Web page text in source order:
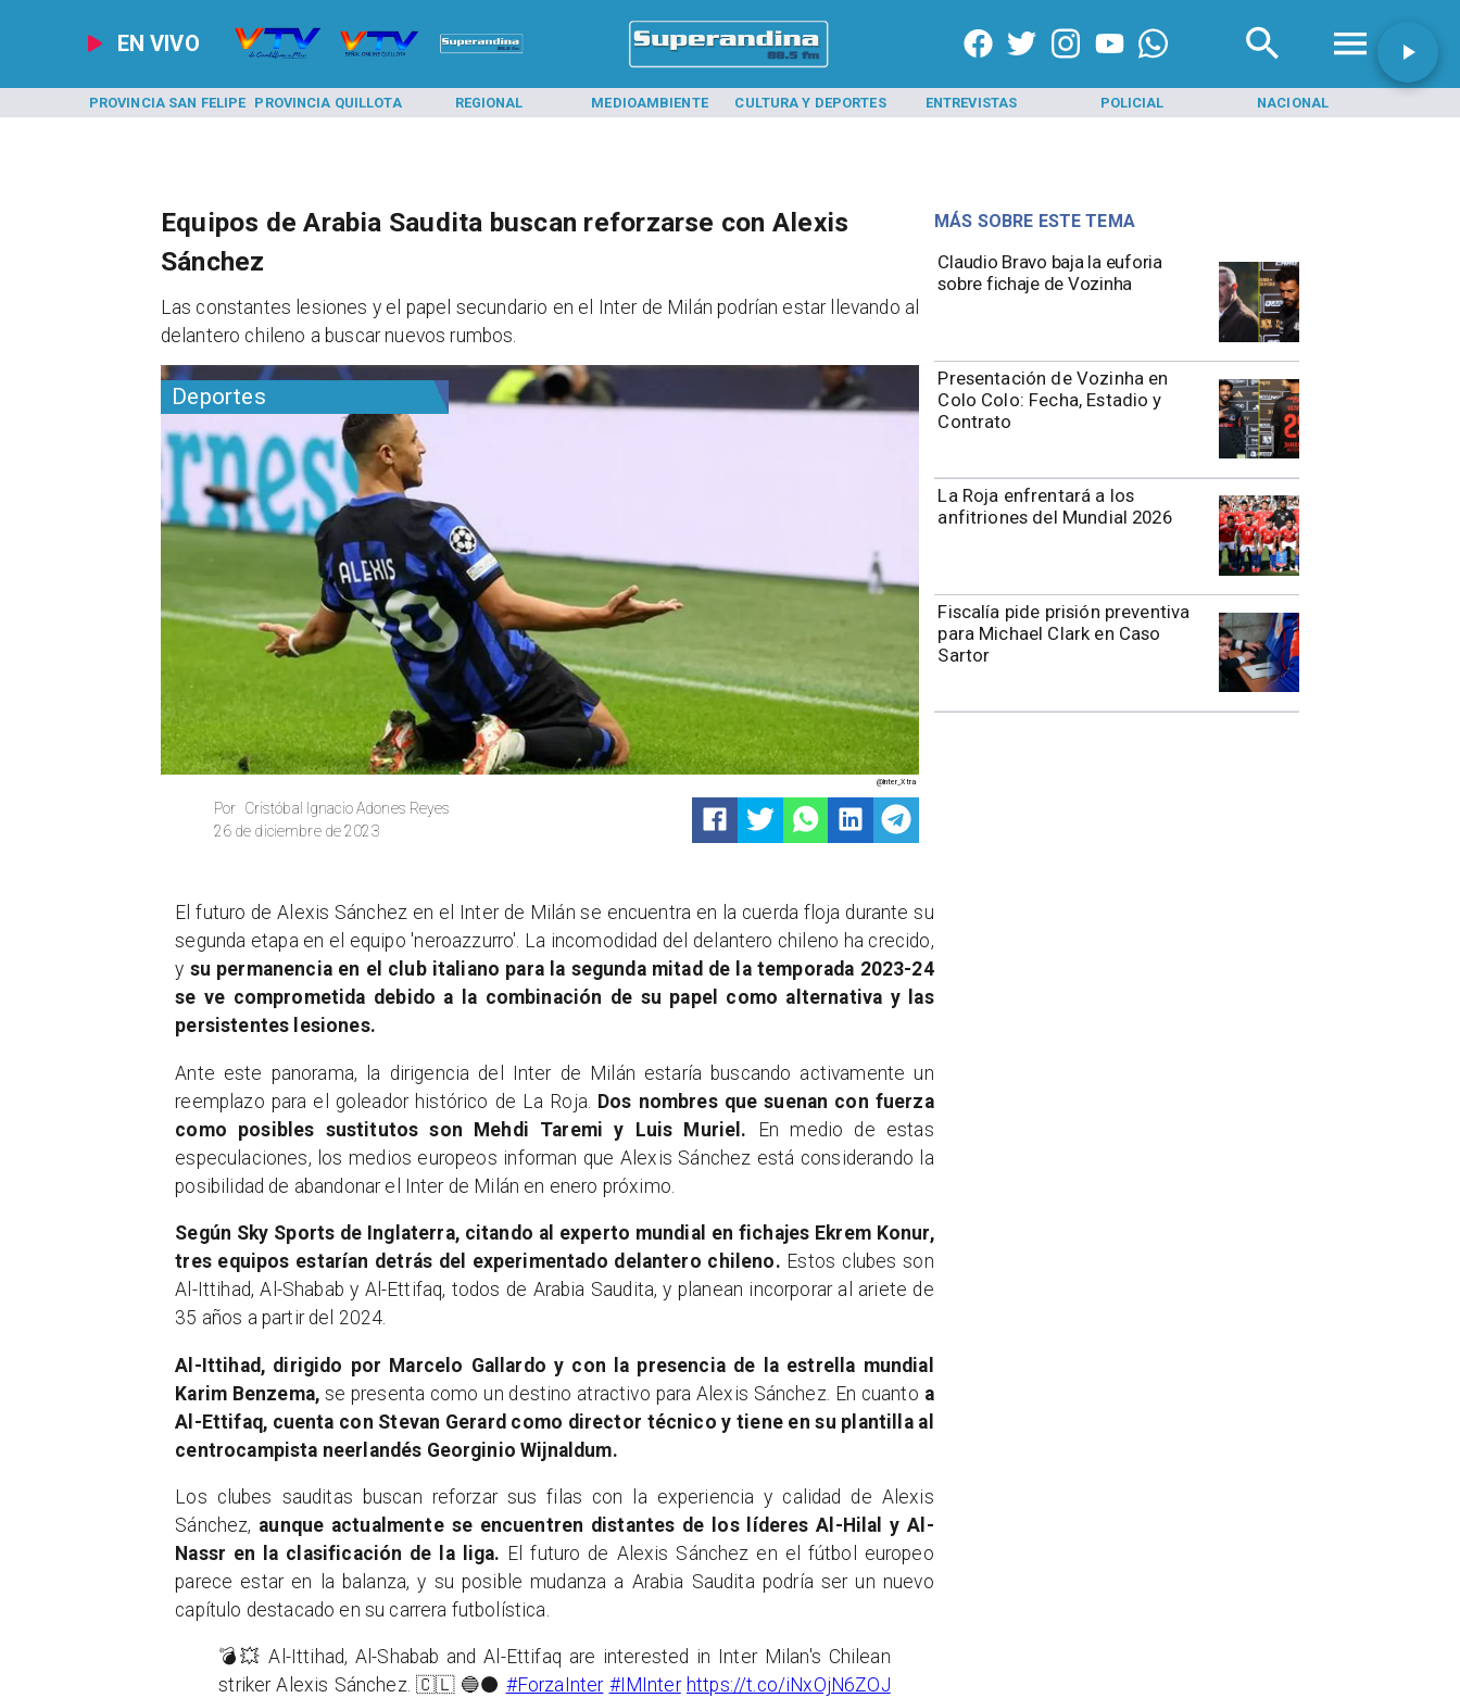
EN VIVO
PROVINCIA SAN FELIPE PROVINCIA QUILLOTA REGIONAL MEDIOAMBIENTE CULTURA Y DEPORTES ENTREVISTAS POLICIAL NACIONAL
Deportes
Cristóbal Ignacio Adones Reyes
Por
26 de diciembre de 2023
@Inter_Xtra
Claudio Bravo baja la euforia
sobre fichaje de Vozinha
Presentación de Vozinha en
Colo Colo: Fecha, Estadio y
Contrato
La Roja enfrentará a los
anfitriones del Mundial 2026
Fiscalía pide prisión preventiva
para Michael Clark en Caso
Sartor
MÁS SOBRE ESTE TEMA
Equipos de Arabia Saudita buscan reforzarse con Alexis
Sánchez
Las constantes lesiones y el papel secundario en el Inter de Milán podrían estar llevando al
delantero chileno a buscar nuevos rumbos.
​El futuro de Alexis Sánchez en el Inter de Milán se encuentra en la cuerda floja durante su
segunda etapa en el equipo 'neroazzurro'. La incomodidad del delantero chileno ha crecido,
y su permanencia en el club italiano para la segunda mitad de la temporada 2023-24
se ve comprometida debido a la combinación de su papel como alternativa y las
persistentes lesiones.
Ante este panorama, la dirigencia del Inter de Milán estaría buscando activamente un
reemplazo para el goleador histórico de La Roja. Dos nombres que suenan con fuerza
como posibles sustitutos son Mehdi Taremi y Luis Muriel.
En medio de estas
especulaciones, los medios europeos informan que Alexis Sánchez está considerando la
posibilidad de abandonar el Inter de Milán en enero próximo.
Según Sky Sports de Inglaterra, citando al experto mundial en fichajes Ekrem Konur,
tres equipos estarían detrás del experimentado delantero chileno. Estos clubes son
Al-Ittihad, Al-Shabab y Al-Ettifaq, todos de Arabia Saudita, y planean incorporar al ariete de
35 años a partir del 2024.
Al-Ittihad, dirigido por Marcelo Gallardo y con la presencia de la estrella mundial
Karim Benzema, se presenta como un destino atractivo para Alexis Sánchez. En cuanto a
Al-Ettifaq, cuenta con Stevan Gerard como director técnico y tiene en su plantilla al
centrocampista neerlandés Georginio Wijnaldum.
Los clubes sauditas buscan reforzar sus filas con la experiencia y calidad de Alexis
Sánchez, aunque actualmente se encuentren distantes de los líderes Al-Hilal y Al-
Nassr en la clasificación de la liga. El futuro de Alexis Sánchez en el fútbol europeo
parece estar en la balanza, y su posible mudanza a Arabia Saudita podría ser un nuevo
capítulo destacado en su carrera futbolística.
💣💥 Al-Ittihad, Al-Shabab and Al-Ettifaq are interested in Inter Milan's Chilean
striker Alexis Sánchez. 🇨🇱 🔵⚫ #ForzaInter #IMInter https://t.co/iNxOjN6ZOJ